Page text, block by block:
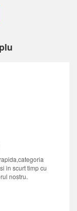
in scurt timp cu
nostru.